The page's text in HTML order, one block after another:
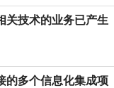
关技术的业务已产生
的多个信息化集成项